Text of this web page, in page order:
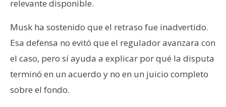
relevante disponible.
Musk ha sostenido que el retraso fue inadvertido.
Esa defensa no evitó que el regulador avanzara con
el caso, pero sí ayuda a explicar por qué la disputa
terminó en un acuerdo y no en un juicio completo
sobre el fondo.